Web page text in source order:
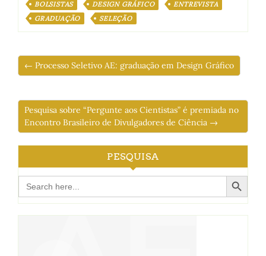
BOLSISTAS DESIGN GRÁFICO
ENTREVISTA
GRADUAÇÃO
SELEÇÃO
← Processo Seletivo AE: graduação em Design Gráfico
Pesquisa sobre “Pergunte aos Cientistas” é premiada no
Encontro Brasileiro de Divulgadores de Ciência →
PESQUISA
Search
for:
Search Button